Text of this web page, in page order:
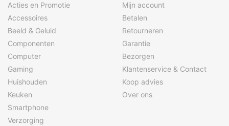
Acties en Promotie
Accessoires
Beeld & Geluid
Componenten
Computer
Gaming
Huishouden
Keuken
Smartphone
Verzorging
Mijn account
Betalen
Retourneren
Garantie
Bezorgen
Klantenservice & Contact
Koop advies
Over ons